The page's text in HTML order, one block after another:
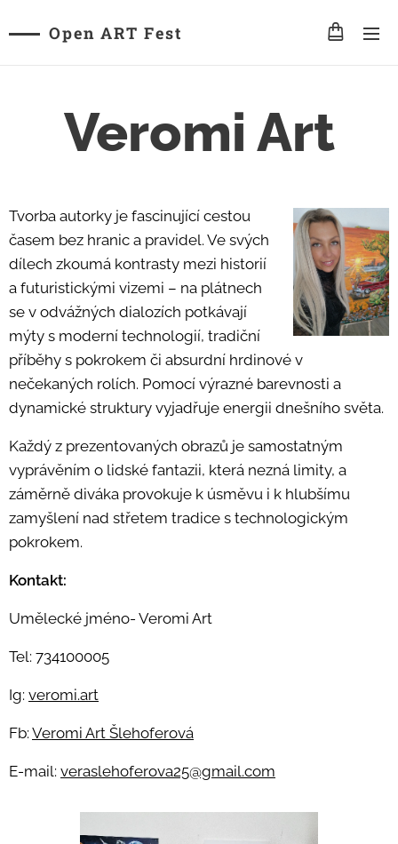
Open ART Fest
Veromi Art
Tvorba autorky je fascinující cestou
časem bez hranic a pravidel. Ve svých
dílech zkoumá kontrasty mezi historií
a futuristickými vizemi – na plátnech
se v odvážných dialozích potkávají
mýty s moderní technologií, tradiční
příběhy s pokrokem či absurdní hrdinové v
nečekaných rolích. Pomocí výrazné barevnosti a
dynamické struktury vyjadřuje energii dnešního světa.
Každý z prezentovaných obrazů je samostatným
vyprávěním o lidské fantazii, která nezná limity, a
záměrně diváka provokuje k úsměvu i k hlubšímu
zamyšlení nad střetem tradice s technologickým
pokrokem.
Kontakt:
Umělecké jméno- Veromi Art
Tel: 734100005
Ig: veromi.art
Fb:Veromi Art Šlehoferová
E-mail: veraslehoferova25@gmail.com